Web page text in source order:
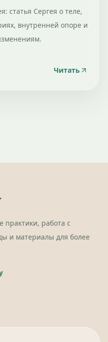
статья Сергея о теле,
внутренней опоре и
Читать
практики, работа с
и материалы для более